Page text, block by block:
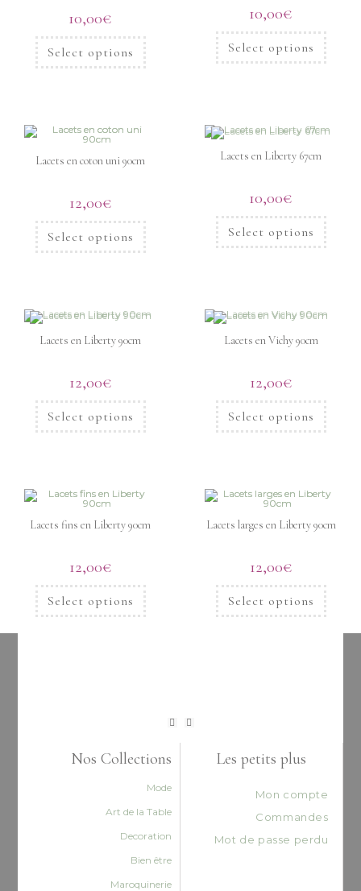
10,00€
Select options
10,00€
Select options
Lacets en coton uni 90cm
12,00€
Select options
Lacets en Liberty 67cm
10,00€
Select options
Lacets en Liberty 90cm
12,00€
Select options
Lacets en Vichy 90cm
12,00€
Select options
Lacets fins en Liberty 90cm
12,00€
Select options
Lacets larges en Liberty 90cm
12,00€
Select options
Nos Collections
Mode
Art de la Table
Decoration
Bien être
Maroquinerie
Les petits plus
Mon compte
Commandes
Mot de passe perdu